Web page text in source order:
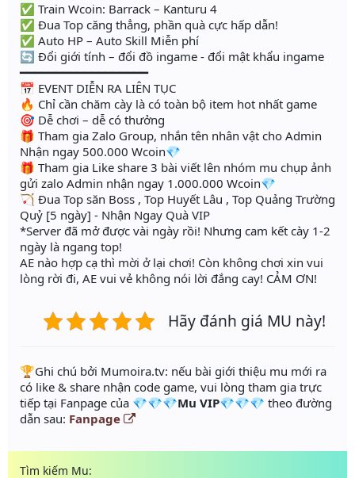
✅ Train Wcoin: Barrack – Kanturu 4
✅ Đua Top căng thẳng, phần quà cực hấp dẫn!
✅ Auto HP – Auto Skill Miễn phí
🔄 Đổi giới tính – đổi đồ ingame - đổi mật khẩu ingame
━━━━━━━━━━━━━━━━━━
📅 EVENT DIỄN RA LIÊN TỤC
🔥 Chỉ cần chăm cày là có toàn bộ item hot nhất game
🎯 Dễ chơi – dễ có thưởng
🎁 Tham gia Zalo Group, nhắn tên nhân vật cho Admin
Nhận ngay 500.000 Wcoin💎
🎁 Tham gia Like share 3 bài viết lên nhóm mu chụp ảnh
gửi zalo Admin nhận ngay 1.000.000 Wcoin💎
🏹 Đua Top săn Boss , Top Huyết Lâu , Top Quảng Trường
Quỷ [5 ngày] - Nhận Ngay Quà VIP
*Server đã mở được vài ngày rồi! Nhưng cam kết cày 1-2
ngày là ngang top!
AE nào hợp cạ thì mời ở lại chơi! Còn không chơi xin vui
lòng rời đi, AE vui vẻ không nói lời đắng cay! CẢM ƠN!
Hãy đánh giá MU này!
️🏆Ghi chú bởi Mumoira.tv: nếu bài giới thiệu mu mới ra
có like & share nhận code game, vui lòng tham gia trực
tiếp tại Fanpage của 💎💎💎Mu VIP💎💎💎 theo đường
dẫn sau: Fanpage
Tìm kiếm Mu: